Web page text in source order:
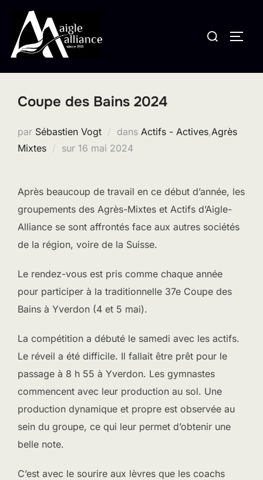
contenu
Rechercher :
Coupe des Bains 2024
par Sébastien Vogt dans Actifs - Actives,Agrès
Mixtes
sur Publié
16 mai 2024
Après beaucoup de travail en ce début d’année, les
groupements des Agrès-Mixtes et Actifs d’Aigle-
Alliance se sont affrontés face aux autres sociétés
de la région, voire de la Suisse.
Le rendez-vous est pris comme chaque année
pour participer à la traditionnelle 37e Coupe des
Bains à Yverdon (4 et 5 mai).
La compétition a débuté le samedi avec les actifs.
Le réveil a été difficile. Il fallait être prêt pour le
passage à 8 h 55 à Yverdon. Les gymnastes
commencent avec leur production au sol. Une
production dynamique et propre est observée au
sein du groupe, ce qui leur permet d’obtenir une
belle note.
C’est avec le sourire aux lèvres que les coachs